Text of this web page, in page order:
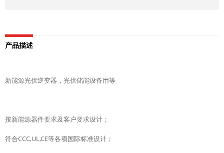
产品描述
新能源光伏逆变器，光伏储能设备用等
按新能源器件要求及客户要求设计；
符合CCC,UL,CE等各项国际标准设计；